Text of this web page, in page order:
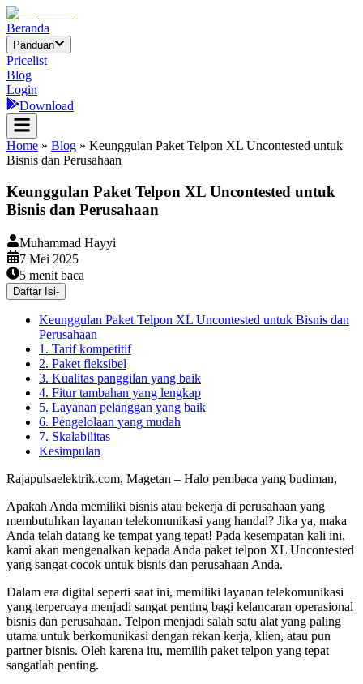
Beranda
Panduan
Pricelist
Blog
Login
Download
Home » Blog » Keunggulan Paket Telpon XL Uncontested untuk
Bisnis dan Perusahaan
Keunggulan Paket Telpon XL Uncontested untuk
Bisnis dan Perusahaan
Muhammad Hayyi
7 Mei 2025
5 menit baca
Daftar Isi-
Keunggulan Paket Telpon XL Uncontested untuk Bisnis dan
Perusahaan
1. Tarif kompetitif
2. Paket fleksibel
3. Kualitas panggilan yang baik
4. Fitur tambahan yang lengkap
5. Layanan pelanggan yang baik
6. Pengelolaan yang mudah
7. Skalabilitas
Kesimpulan
Rajapulsaelektrik.com, Magetan – Halo pembaca yang budiman,
Apakah Anda memiliki bisnis atau bekerja di perusahaan yang
membutuhkan layanan telekomunikasi yang handal? Jika ya, maka
Anda telah datang ke tempat yang tepat! Pada kesempatan kali ini,
kami akan mengenalkan kepada Anda paket telpon XL Uncontested
yang sangat cocok untuk bisnis dan perusahaan Anda.
Dalam era digital seperti saat ini, memiliki layanan telekomunikasi
yang terpercaya menjadi sangat penting bagi kelancaran operasional
bisnis dan perusahaan. Telpon menjadi salah satu alat yang paling
utama untuk berkomunikasi dengan rekan kerja, klien, atau pun
partner bisnis. Oleh karena itu, memilih paket telpon yang tepat
sangatlah penting.